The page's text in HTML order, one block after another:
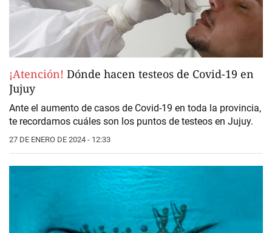
¡Atención! Dónde hacen testeos de Covid-19 en
Jujuy
Ante el aumento de casos de Covid-19 en toda la provincia,
te recordamos cuáles son los puntos de testeos en Jujuy.
27 DE ENERO DE 2024 - 12:33